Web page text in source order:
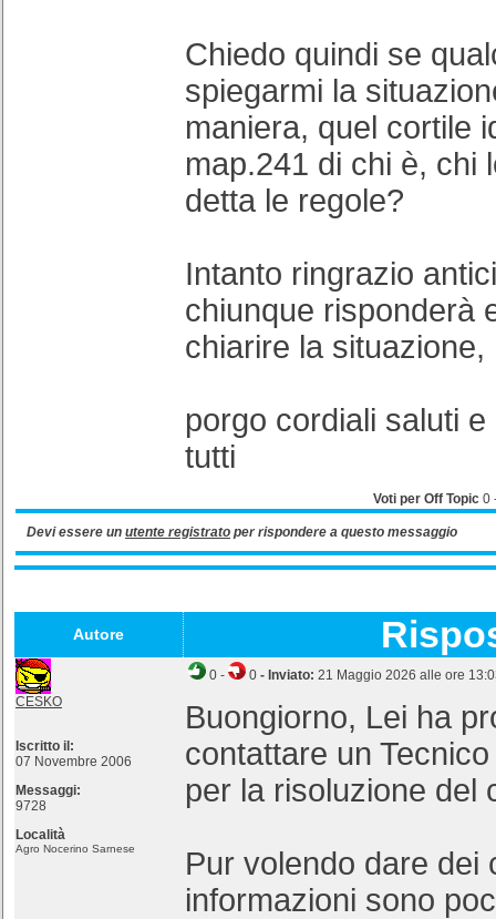
Chiedo quindi se
spiegarmi la
maniera, quel cortile
map.241 di chi è, chi
detta le regole?
Intanto ringrazio
chiunque risponderà
chiarire la situazione,
porgo cordiali saluti
tutti
Voti per Off Topic 0
Devi essere un utente registrato per rispondere a questo messaggio
Autore
CESKO
Iscritto il:
07 Novembre 2006
Messaggi:
9728
Località
Agro Nocerino Sarnese
0 - 0 - Inviato: 21 Maggio 2026 alle ore
Buongiorno, Lei ha
contattare un
per la risoluzione del
Pur volendo dare dei
informazioni sono